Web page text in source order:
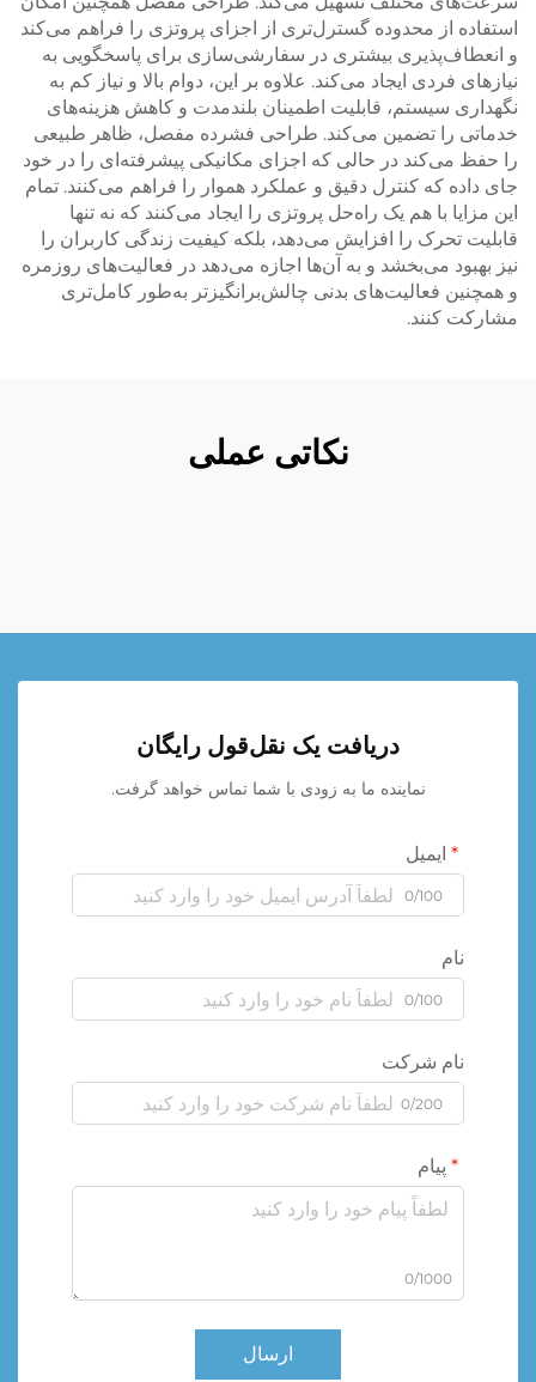
استفاده از محدوده گسترل‌تری از اجزای پروتزی را فراهم می‌کند
و انعطاف‌پذیری بیشتری در سفارشی‌سازی برای پاسخگویی به
نیازهای فردی ایجاد می‌کند. علاوه بر این، دوام بالا و نیاز کم به
نگهداری سیستم، قابلیت اطمینان بلندمدت و کاهش هزینه‌های
خدماتی را تضمین می‌کند. طراحی فشرده مفصل، ظاهر طبیعی
را حفظ می‌کند در حالی که اجزای مکانیکی پیشرفته‌ای را در خود
جای داده که کنترل دقیق و عملکرد هموار را فراهم می‌کنند. تمام
این مزایا با هم یک راه‌حل پروتزی را ایجاد می‌کنند که نه تنها
قابلیت تحرک را افزایش می‌دهد، بلکه کیفیت زندگی کاربران را
نیز بهبود می‌بخشد و به آن‌ها اجازه می‌دهد در فعالیت‌های روزمره
و همچنین فعالیت‌های بدنی چالش‌برانگیزتر به‌طور کامل‌تری
مشارکت کنند.
نکاتی عملی
دریافت یک نقل‌قول رایگان
نماینده ما به زودی با شما تماس خواهد گرفت.
ایمیل
0/100
نام
0/100
نام شرکت
0/200
پیام
0/1000
ارسال